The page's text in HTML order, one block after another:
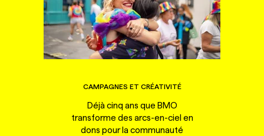
CAMPAGNES ET CRÉATIVITÉ
Déjà cinq ans que BMO
transforme des arcs-en-ciel en
dons pour la communauté